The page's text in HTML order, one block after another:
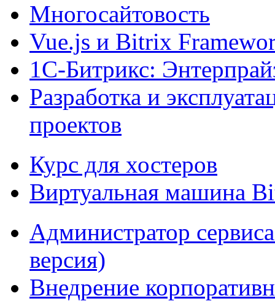
Многосайтовость
Vue.js и Bitrix
1С-Битрикс:
Разработка и
проектов
Курс для хостеров
Виртуальная машина
Администратор
версия)
Внедрение